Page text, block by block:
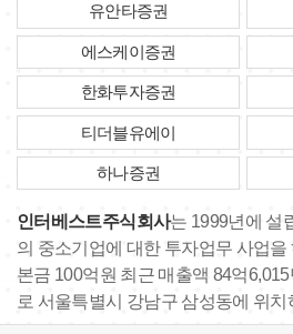
유안타증권
에스케이증권
한화투자증권
티더블유에이
하나증권
인터베스트주식회사는 1999년에 설
의 중소기업에 대한 투자업무 사업
본금 100억원 최근 매출액 84억
로 서울특별시 강남구 삼성동에 위치